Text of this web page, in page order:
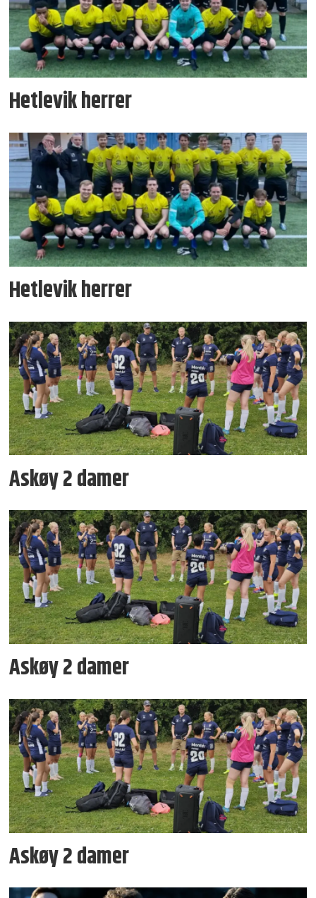
Hetlevik herrer
Hetlevik herrer
Askøy 2 damer
Askøy 2 damer
Askøy 2 damer